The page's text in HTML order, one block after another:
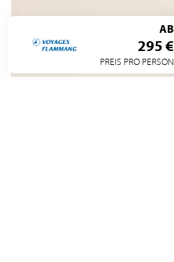
AB
295 €
PREIS PRO PERSON